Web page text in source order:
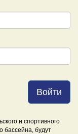
Войти
и спортивного
бассейна, будут